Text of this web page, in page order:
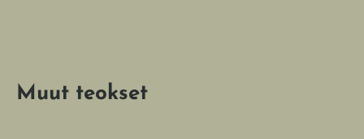
Muut teokset